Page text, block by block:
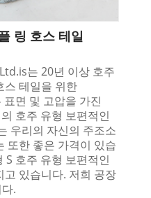
링 호스 테일
는 20년 이상 호주
스 테일을 위한
면 및 고압을 가진
호주 유형 보편적인
우리의 자신의 주조소
또한 좋은 가격이 있습
S 호주 유형 보편적인
있습니다. 저희 공장
.